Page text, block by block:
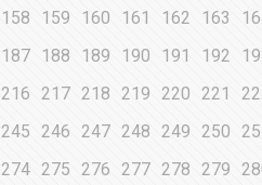
158 159 160 161 162 163
187 188 189 190 191 192
216 217 218 219 220 221
245 246 247 248 249 250
274 275 276 277 278 279